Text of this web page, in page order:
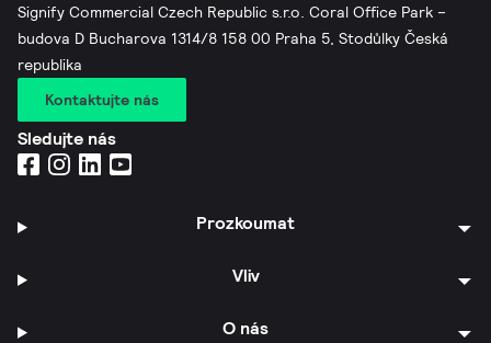
Signify Commercial Czech Republic s.r.o. Coral Office Park –
budova D Bucharova 1314/8 158 00 Praha 5, Stodůlky Česká
republika
Kontaktujte nás
Sledujte nás
Prozkoumat
Vliv
O nás